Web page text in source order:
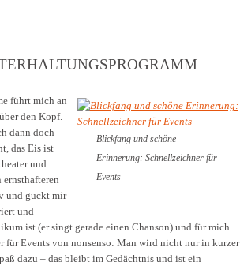
Blickfang und schöne
Erinnerung: Schnellzeichner für
Events
führt mich an
den Kopf.
dann doch
das Eis ist
und
und guckt mir
und
ist (er singt gerade einen Chanson) und für mich
für Events von nonsenso: Man wird nicht nur in kurzer
dazu – das bleibt im Gedächtnis und ist ein